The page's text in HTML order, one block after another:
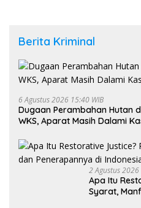
Berita Kriminal
6 Agustus 2026 15:40 WIB
Dugaan Perambahan Hutan
WKS, Aparat Masih Dalami
2 Agustus
Apa Itu
Syarat,